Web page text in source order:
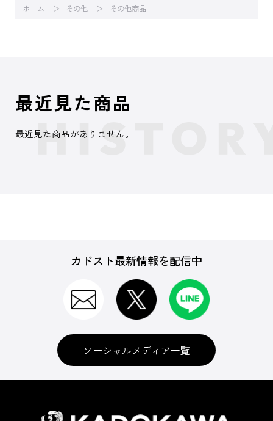
ホーム その他 その他商品
最近見た商品
最近見た商品がありません。
カドスト最新情報を配信中
ソーシャルメディア一覧